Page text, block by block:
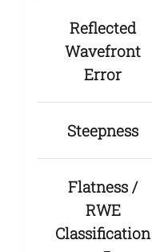
Reflected
Wavefront
Error
Steepness
Flatness /
RWE
Classification